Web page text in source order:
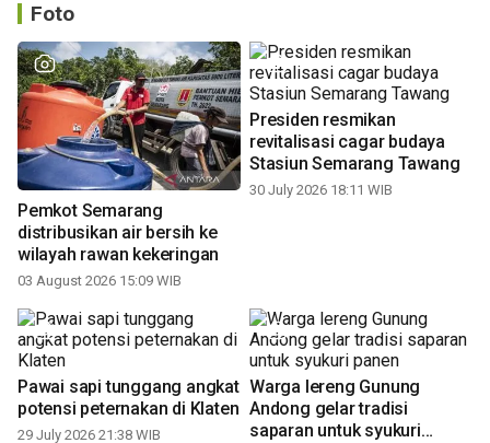
Foto
Pemkot Semarang
distribusikan air bersih ke
wilayah rawan kekeringan
03 August 2026 15:09 WIB